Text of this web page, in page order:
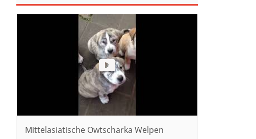
Mittelasiatische Owtscharka Welpen